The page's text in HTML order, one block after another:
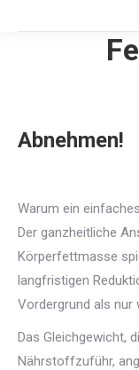
Abnehmen!
Warum ein
Der ganzheitliche
Körperfettmasse
langfristigen
Vordergrund als nur
Das Gleichgewicht,
Nährstoffzuführ,